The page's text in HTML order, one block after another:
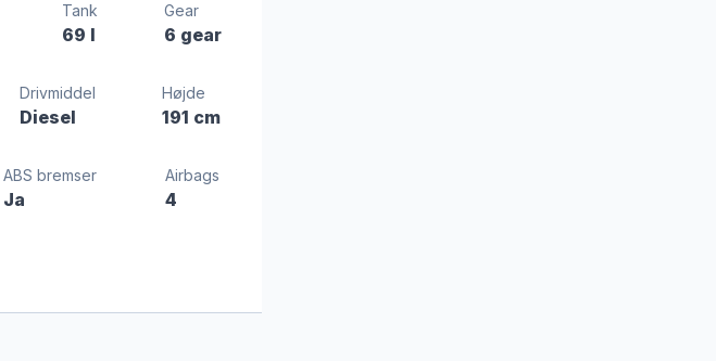
Tank
69 l
Gear
6 gear
Drivmiddel
Diesel
Højde
191 cm
ABS bremser
Ja
Airbags
4